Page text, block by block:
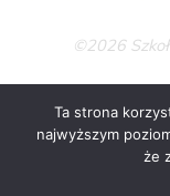
©2026
Ta strona
najwyższym
że